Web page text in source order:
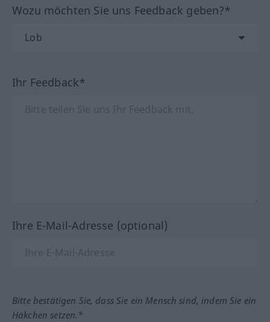
Wozu möchten Sie uns Feedback geben?*
Ihr Feedback*
Ihre E-Mail-Adresse (optional)
Bitte bestätigen Sie, dass Sie ein Mensch sind, indem Sie ein
Häkchen setzen.*